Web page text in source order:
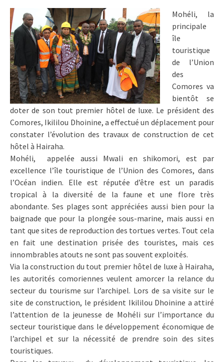
Mohéli, la
principale
île
touristique
de l’Union
des
Comores va
bientôt se
doter de son tout premier hôtel de luxe. Le président des
Comores, Ikililou Dhoinine, a effectué un déplacement pour
constater l’évolution des travaux de construction de cet
hôtel à Hairaha.
Mohéli, appelée aussi Mwali en shikomori, est par
excellence l’île touristique de l’Union des Comores, dans
l’Océan indien. Elle est réputée d’être est un paradis
tropical à la diversité de la faune et une flore très
abondante. Ses plages sont appréciées aussi bien pour la
baignade que pour la plongée sous-marine, mais aussi en
tant que sites de reproduction des tortues vertes. Tout cela
en fait une destination prisée des touristes, mais ces
innombrables atouts ne sont pas souvent exploités.
Via la construction du tout premier hôtel de luxe à Hairaha,
les autorités comoriennes veulent amorcer la relance du
secteur du tourisme sur l’archipel. Lors de sa visite sur le
site de construction, le président Ikililou Dhoinine a attiré
l’attention de la jeunesse de Mohéli sur l’importance du
secteur touristique dans le développement économique de
l’archipel et sur la nécessité de prendre soin des sites
touristiques.